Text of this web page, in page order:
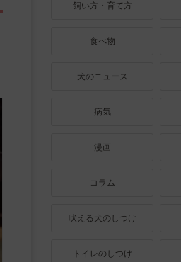
飼い方・育て方
食べ物
犬のニュース
病気
漫画
コラム
吠える犬のしつけ
トイレのしつけ